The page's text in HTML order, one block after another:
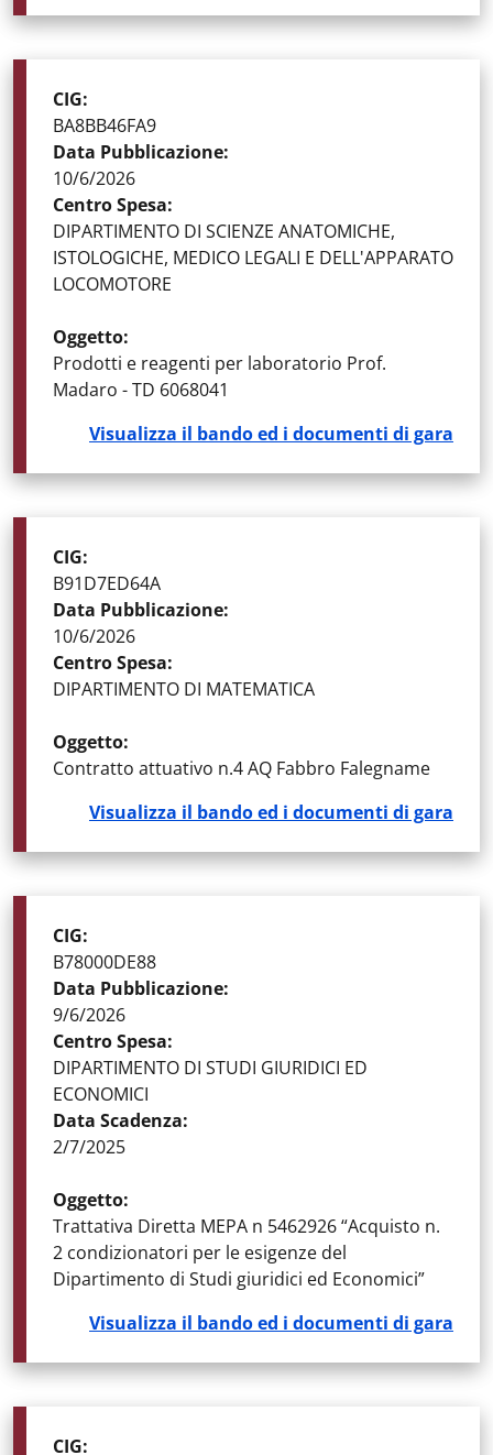
STATO DELLA GARA
CIG:
BA8BB46FA9
Data Pubblicazione:
10/6/2026
Centro Spesa:
DIPARTIMENTO DI SCIENZE ANATOMICHE,
ISTOLOGICHE, MEDICO LEGALI E DELL'APPARATO
LOCOMOTORE
Oggetto:
Prodotti e reagenti per laboratorio Prof.
Madaro - TD 6068041
Visualizza il bando ed i documenti di gara
STATO DELLA GARA
CIG:
B91D7ED64A
Data Pubblicazione:
10/6/2026
Centro Spesa:
DIPARTIMENTO DI MATEMATICA
Oggetto:
Contratto attuativo n.4 AQ Fabbro Falegname
Visualizza il bando ed i documenti di gara
STATO DELLA GARA
CIG:
B78000DE88
Data Pubblicazione:
9/6/2026
Centro Spesa:
DIPARTIMENTO DI STUDI GIURIDICI ED
ECONOMICI
Data Scadenza:
2/7/2025
Oggetto:
Trattativa Diretta MEPA n 5462926 “Acquisto n.
2 condizionatori per le esigenze del
Dipartimento di Studi giuridici ed Economici”
Visualizza il bando ed i documenti di gara
STATO DELLA GARA
CIG: